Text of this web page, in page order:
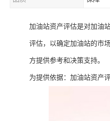
加油站资产评估是对加油
评估，以确定加油站的市
方提供参考和决策支持。
为提供依据：加油站资产